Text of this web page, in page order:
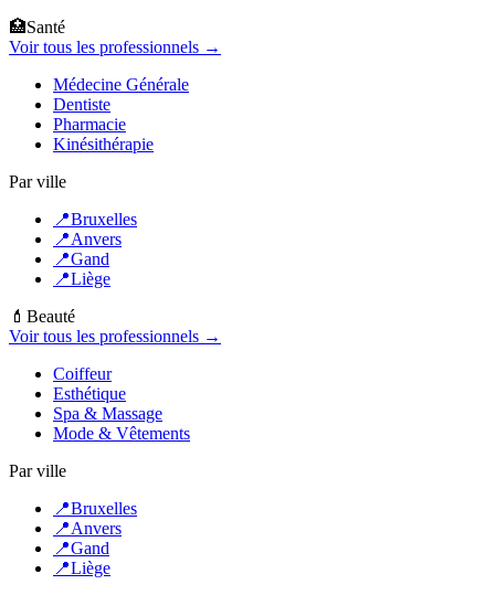
🏥Santé
Voir tous les professionnels →
Médecine Générale
Dentiste
Pharmacie
Kinésithérapie
Par ville
📍Bruxelles
📍Anvers
📍Gand
📍Liège
💄 Beauté
Voir tous les professionnels →
Coiffeur
Esthétique
Spa & Massage
Mode & Vêtements
Par ville
📍Bruxelles
📍Anvers
📍Gand
📍Liège